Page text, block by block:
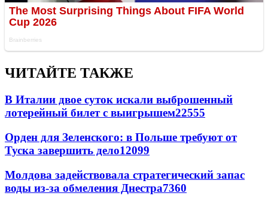
ЧИТАЙТЕ ТАКЖЕ
В Италии двое суток искали выброшенный
лотерейный билет с выигрышем22555
Орден для Зеленского: в Польше требуют от
Туска завершить дело12099
Молдова задействовала стратегический запас
воды из-за обмеления Днестра7360